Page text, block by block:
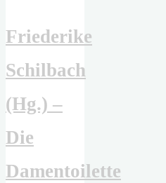
Friederike
Schilbach
(Hg.) –
Die
Damentoilette